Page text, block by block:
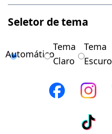
Seletor de tema
Automático
Tema
Claro
Tema
Escuro